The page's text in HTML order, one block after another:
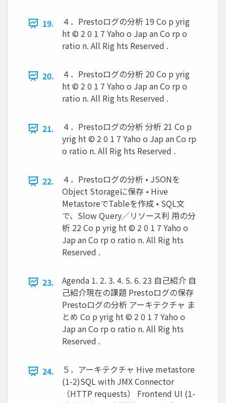
19.
４．Prestoログの分析 19 Co p yrig
ht © 2 0 1 7 Yaho o Jap an Co rp o
ratio n. All Rig hts Reserved .
20.
４．Prestoログの分析 20 Co p yrig
ht © 2 0 1 7 Yaho o Jap an Co rp o
ratio n. All Rig hts Reserved .
21.
４．Prestoログの分析 分析 21 Co p
yrig ht © 2 0 1 7 Yaho o Jap an Co rp
o ratio n. All Rig hts Reserved .
22.
４．Prestoログの分析 • JSONを
Object Storageに保存 • Hive
MetastoreでTableを作成 • SQL文
で、Slow Query／リソース利 用の分
析 22 Co p yrig ht © 2 0 1 7 Yaho o
Jap an Co rp o ratio n. All Rig hts
Reserved .
23.
Agenda 1. 2. 3. 4. 5. 6. 23 自己紹介 自
己紹介現在の課題 Prestoログの保存
Prestoログの分析 アーキテクチャ ま
とめ Co p yrig ht © 2 0 1 7 Yaho o
Jap an Co rp o ratio n. All Rig hts
Reserved .
24.
５．アーキテクチャ Hive metastore
(1-2)SQL with JMX Connector
（HTTP requests） Frontend UI (1-